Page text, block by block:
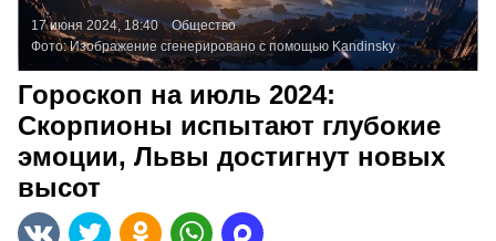
17 июня 2024, 18:40
Общество
Фото:Изображение сгенерировано с помощью Kandinsky
Гороскоп на июль 2024:
Скорпионы испытают глубокие
эмоции, Львы достигнут новых
высот